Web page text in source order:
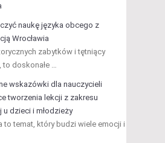
naukę języka obcego z
Wrocławia
zabytków i tętniący
to doskonałe …
wskazówki dla nauczycieli
tworzenia lekcji z zakresu
dzieci i młodzieży
to temat, który budzi wiele emocji i